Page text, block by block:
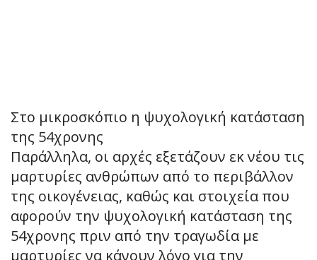
Στο μικροσκόπιο η ψυχολογική κατάσταση
της 54χρονης
Παράλληλα, οι αρχές εξετάζουν εκ νέου τις
μαρτυρίες ανθρώπων από το περιβάλλον
της οικογένειας, καθώς και στοιχεία που
αφορούν την ψυχολογική κατάσταση της
54χρονης πριν από την τραγωδία με
μαρτυρίες να κάνουν λόγο για την